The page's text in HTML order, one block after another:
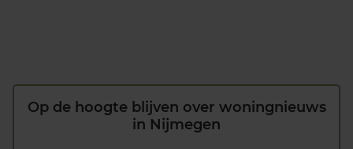
Op de hoogte blijven over woningnieuws
in Nijmegen